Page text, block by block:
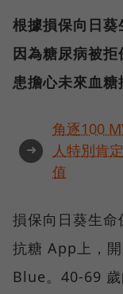
根據損保向日
因為糖尿病被
患擔心未來血糖
➜
角逐100
人特別肯
值
損保向日葵生
抗糖 App上，
Blue。40-69